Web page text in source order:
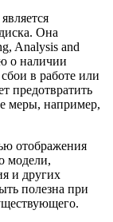
Она
Analysis and
о наличии
в работе или
предотвратить
меры, например,
отображения
модели,
и других
полезна при